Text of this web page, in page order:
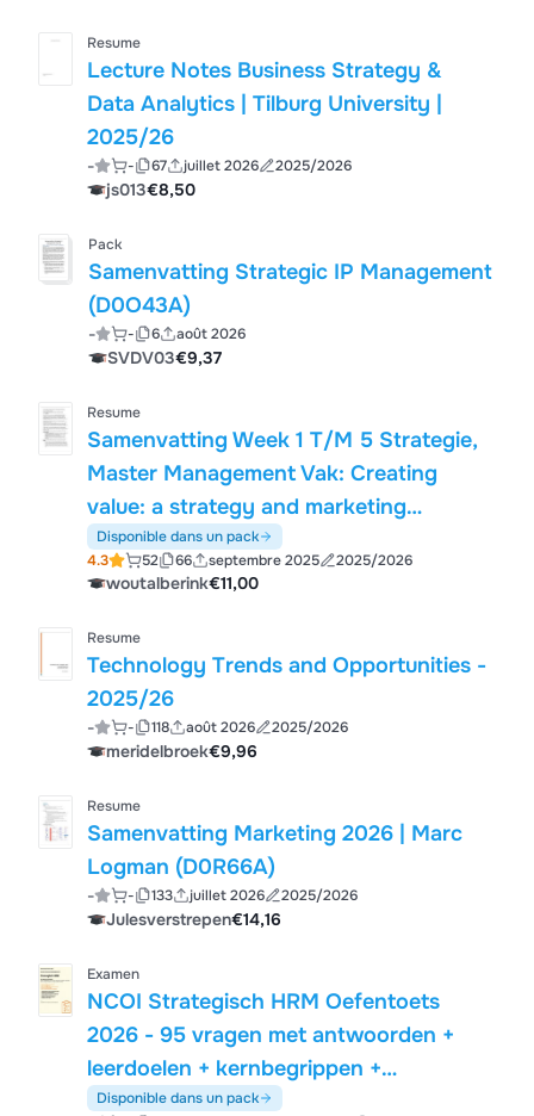
Resume
Lecture Notes Business Strategy &
Data Analytics | Tilburg University |
2025/26
- - 67 juillet 2026 2025/2026
js013€8,50
Pack
Samenvatting Strategic IP Management
(D0O43A)
- - 6 août 2026
SVDV03€9,37
Resume
Samenvatting Week 1 T/M 5 Strategie,
Master Management Vak: Creating
value: a strategy and marketing
perspective
Disponible dans un pack
4.3
52 66 septembre 2025 2025/2026
woutalberink€11,00
Resume
Technology Trends and Opportunities -
2025/26
- - 118 août 2026 2025/2026
meridelbroek€9,96
Resume
Samenvatting Marketing 2026 | Marc
Logman (D0R66A)
- - 133 juillet 2026 2025/2026
Julesverstrepen€14,16
Examen
NCOI Strategisch HRM Oefentoets
2026 - 95 vragen met antwoorden +
leerdoelen + kernbegrippen +
veelgemaakte fouten en meer
Disponible dans un pack